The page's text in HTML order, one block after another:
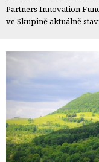
Partners Innovation
ve Skupině aktuálně